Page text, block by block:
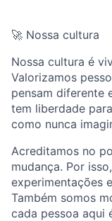
🚀 Nossa cultura
Nossa cultura é
Valorizamos
pensam diferente
tem liberdade
como nunca
Acreditamos no
mudança. Por
experimentações
Também somos
cada pessoa aqui